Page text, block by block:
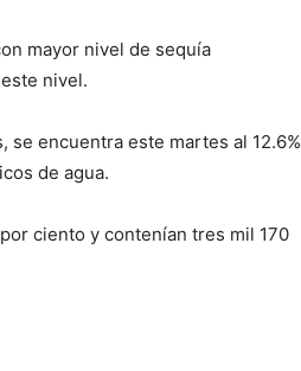
mayor nivel de sequía
nivel.
se encuentra este martes al 12.6%
de agua.
ciento y contenían tres mil 170